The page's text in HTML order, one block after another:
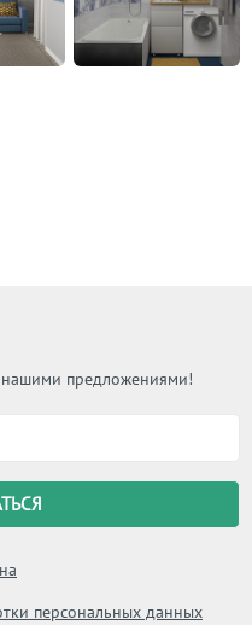
нашими предложениями!
персональных данных